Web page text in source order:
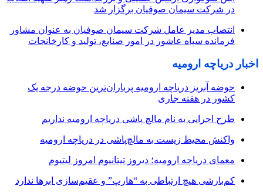
در شرکت سیمان صوفیان برگزار شد
انتصاب مدیر عامل شرکت سیمان صوفیان به عنوان مشاور
فرمانده سپاه عاشور در امور صنایع، تولید و کارخانجات
اخبار دریاچه ارومیه
حوضه آبریز دریاچه ارومیه پرباران‌ترین حوضه‌ درجه یک
کشور در هفته جاری
طرح اجرایی به نام مالچ پاشی دریاچه ارومیه نداریم
واکنش محیط زیست به مالچ‌پاشی در دریاچه ارومیه
معمای دریاچه ارومیه؛ دیروز تیتانیوم امروز لیتیوم
کم‌بارشی هیچ ارتباطی به “هارپ” و عقیم‌سازی ابرها ندارد